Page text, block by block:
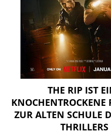
THE RIP IST
KNOCHENTROCKENE
ZUR ALTEN SCHULE
THRILLERS